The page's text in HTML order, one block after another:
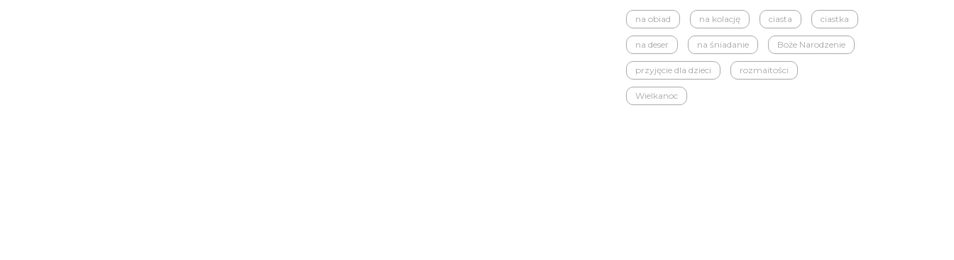
na obiad na kolację ciasta ciastka
na deser na śniadanie Boże Narodzenie
przyjęcie dla dzieci rozmaitości
Wielkanoc